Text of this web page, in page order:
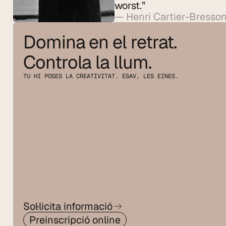
worst.”
— Henri Cartier-
Domina en el retrat.
Controla la llum.
TU HI POSES LA CREATIVITAT. ESAV, LES EINES.
Sol·licita informació
Preinscripció online